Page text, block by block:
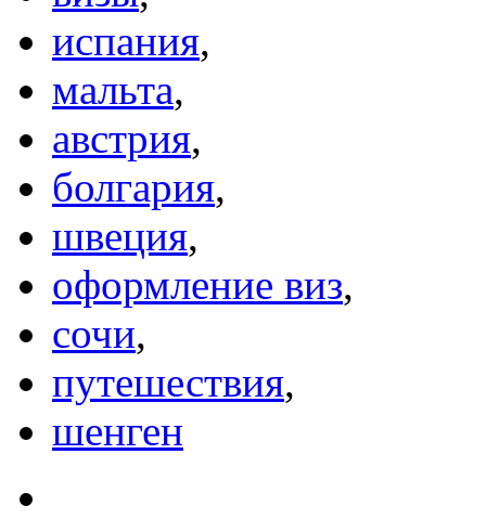
испания,
мальта,
австрия,
болгария,
швеция,
оформление виз,
сочи,
путешествия,
шенген